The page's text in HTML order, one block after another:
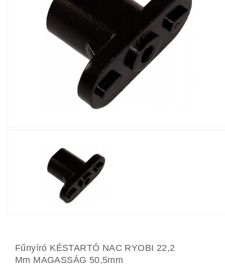
Fűnyíró KÉSTARTÓ NAC RYOBI 22,2
Mm MAGASSÁG 50,5mm